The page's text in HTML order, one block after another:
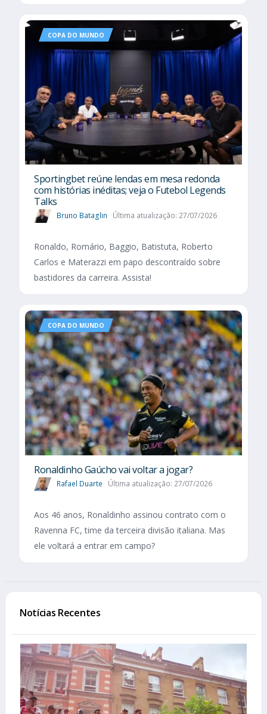
COPA DO MUNDO
Sportingbet reúne lendas em mesa redonda
com histórias inéditas; veja o Futebol Legends
Talks
Bruno Bataglin Última atualização: 27/07/2026
Ronaldo, Romário, Baggio, Batistuta, Roberto
Carlos e Materazzi em papo descontraído sobre
bastidores da carreira. Assista!
COPA DO MUNDO
Ronaldinho Gaúcho vai voltar a jogar?
Rafael Duarte Última atualização: 27/07/2026
Aos 46 anos, Ronaldinho assinou contrato com o
Ravenna FC, time da terceira divisão italiana. Mas
ele voltará a entrar em campo?
Notícias Recentes